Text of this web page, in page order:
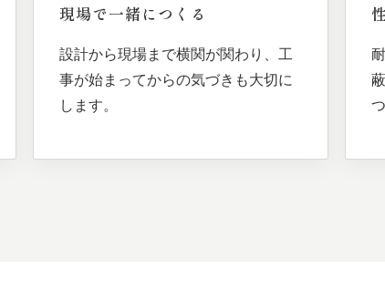
現場で一緒につくる
設計から現場まで横関が関わり、工
事が始まってからの気づきも大切に
します。